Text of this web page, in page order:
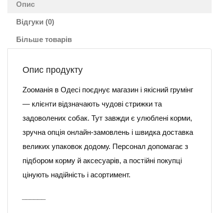
Опис
Відгуки (0)
Більше товарів
Опис продукту
Zooманія в Одесі поєднує магазин і якісний грумінг
— клієнти відзначають чудові стрижки та
задоволених собак. Тут завжди є улюблені корми,
зручна опція онлайн-замовлень і швидка доставка
великих упаковок додому. Персонал допомагає з
підбором корму й аксесуарів, а постійні покупці
цінують надійність і асортимент.